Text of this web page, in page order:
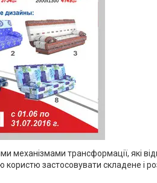
трансформації, які
застосовувати складене і